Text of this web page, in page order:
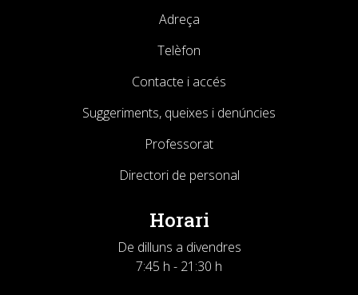
Adreça
Telèfon
Contacte i accés
Suggeriments, queixes i denúncies
Professorat
Directori de personal
Horari
De dilluns a divendres
7:45 h - 21:30 h